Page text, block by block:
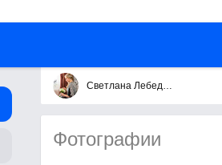
Светлана Лебедева
Фотографии